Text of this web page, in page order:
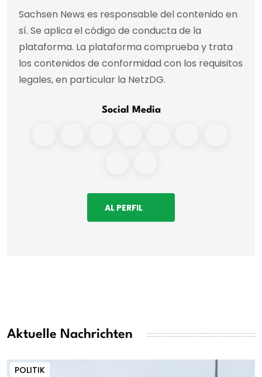
Sachsen News es responsable del contenido en
sí. Se aplica el código de conducta de la
plataforma. La plataforma comprueba y trata
los contenidos de conformidad con los requisitos
legales, en particular la NetzDG.
Social Media
AL PERFIL
Aktuelle Nachrichten
POLITIK